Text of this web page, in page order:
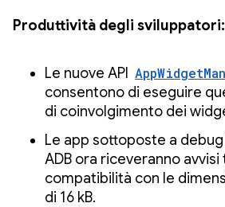
Produttività degli sviluppatori:
Le nuove API
consentono di eseguire
di coinvolgimento dei
Le app sottoposte a
ADB ora riceveranno
compatibilità con le
di 16 kB.